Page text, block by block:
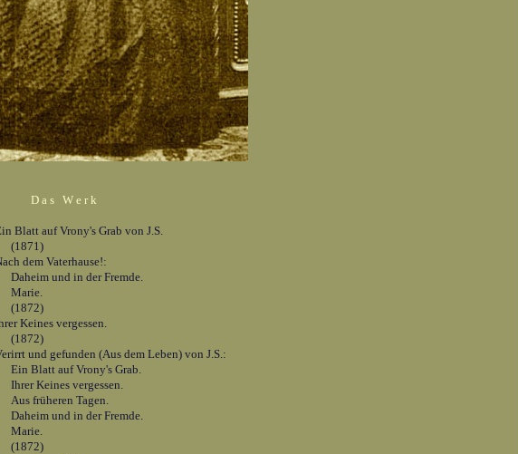
D a s W e r k
Blatt auf Vrony's Grab von J.S.
(1871)
dem Vaterhause!:
Daheim und in der Fremde.
Marie.
(1872)
Keines vergessen.
(1872)
und gefunden (Aus dem Leben) von J.S.:
Ein Blatt auf Vrony's Grab.
Ihrer Keines vergessen.
Aus früheren Tagen.
Daheim und in der Fremde.
Marie.
(1872)